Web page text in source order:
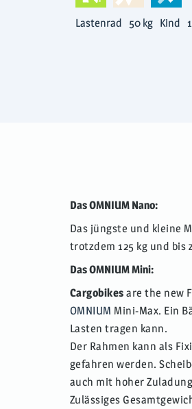
Lastenrad 50 kg Kind
Das OMNIUM Nano:
Das jüngste und kleine
trotzdem 125 kg und bis
Das OMNIUM Mini:
Cargobikes are the new
OMNIUM Mini-Max. Ein
Lasten tragen kann.
Der Rahmen kann als
gefahren werden.
auch mit hoher
Zulässiges